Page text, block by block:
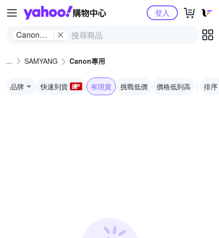
Yahoo購物中心
Canon專
登入
SAMYANG Canon專用
品牌 快速到貨 有現貨 挑戰低價 價格低到高 排序